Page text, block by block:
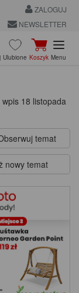
ZALOGUJ
NEWSLETTER
Ulubione Koszyk Menu
18 listopada
temat
nowy temat